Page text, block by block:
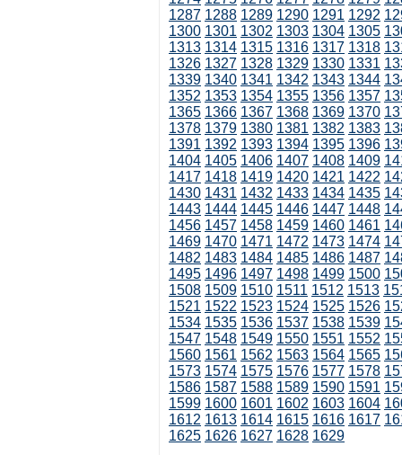
1287 1288 1289 1290 1291 1292
1300 1301 1302 1303 1304 1305
1313 1314 1315 1316 1317 1318
1326 1327 1328 1329 1330 1331
1339 1340 1341 1342 1343 1344
1352 1353 1354 1355 1356 1357
1365 1366 1367 1368 1369 1370
1378 1379 1380 1381 1382 1383
1391 1392 1393 1394 1395 1396
1404 1405 1406 1407 1408 1409
1417 1418 1419 1420 1421 1422
1430 1431 1432 1433 1434 1435
1443 1444 1445 1446 1447 1448
1456 1457 1458 1459 1460 1461
1469 1470 1471 1472 1473 1474
1482 1483 1484 1485 1486 1487
1495 1496 1497 1498 1499 1500
1508 1509 1510 1511 1512 1513
1521 1522 1523 1524 1525 1526
1534 1535 1536 1537 1538 1539
1547 1548 1549 1550 1551 1552
1560 1561 1562 1563 1564 1565
1573 1574 1575 1576 1577 1578
1586 1587 1588 1589 1590 1591
1599 1600 1601 1602 1603 1604
1612 1613 1614 1615 1616 1617
1625 1626 1627 1628 1629